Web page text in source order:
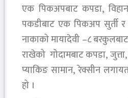
एक पिकअपबाट कपडा,
पकडीबाट एक पिकअप सुर्ती
नाकाको मायादेवी –८
राखेको गोदामबाट कपडा,
प्याकिङ सामान, रेक्सीन
हो ।